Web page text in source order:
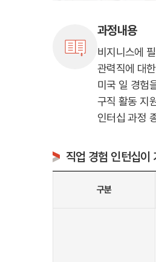
과정내용
비지니스에
관력직에 대
미국 일 경험
구직 활동 지
인터십 과정
직업 경험 인턴십이
구분